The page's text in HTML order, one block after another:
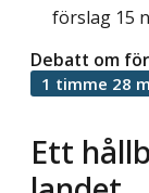
förslag 15
Ett
Debatt om
1 timme 28